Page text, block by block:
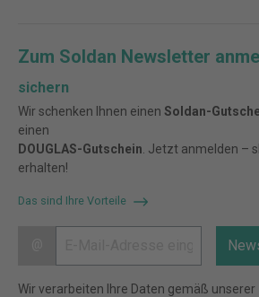
Zum Soldan Newsletter
sichern
Wir schenken Ihnen einen Soldan-
einen
DOUGLAS-Gutschein . Jetzt anmelden –
erhalten!
Das sind Ihre Vorteile
Wir verarbeiten Ihre Daten gemäß unserer